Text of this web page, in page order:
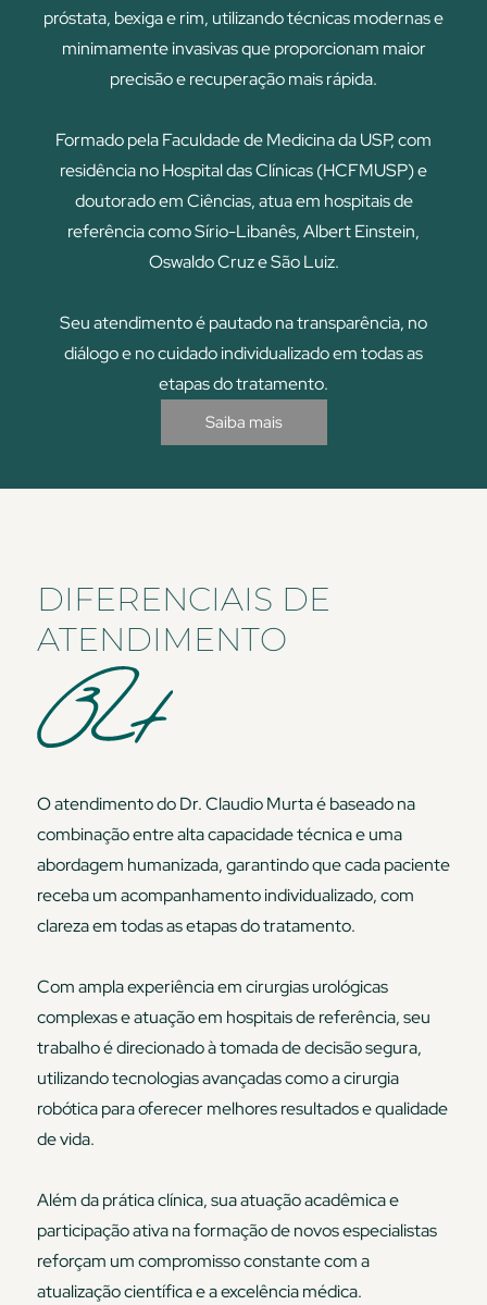
próstata, bexiga e rim, utilizando técnicas modernas e
minimamente invasivas que proporcionam maior
precisão e recuperação mais rápida.
Formado pela Faculdade de Medicina da USP, com
residência no Hospital das Clínicas (HCFMUSP) e
doutorado em Ciências, atua em hospitais de
referência como Sírio-Libanês, Albert Einstein,
Oswaldo Cruz e São Luiz.
Seu atendimento é pautado na transparência, no
diálogo e no cuidado individualizado em todas as
etapas do tratamento.
Saiba mais
DIFERENCIAIS DE
ATENDIMENTO
O atendimento do Dr. Claudio Murta é baseado na
combinação entre alta capacidade técnica e uma
abordagem humanizada, garantindo que cada paciente
receba um acompanhamento individualizado, com
clareza em todas as etapas do tratamento.
Com ampla experiência em cirurgias urológicas
complexas e atuação em hospitais de referência, seu
trabalho é direcionado à tomada de decisão segura,
utilizando tecnologias avançadas como a cirurgia
robótica para oferecer melhores resultados e qualidade
de vida.
Além da prática clínica, sua atuação acadêmica e
participação ativa na formação de novos especialistas
reforçam um compromisso constante com a
atualização científica e a excelência médica.